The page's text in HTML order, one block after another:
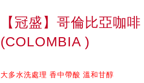
【冠盛】哥倫比亞咖啡
(COLOMBIA )
大多水洗處理 香中帶酸 溫和甘醇